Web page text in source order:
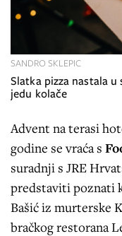
Slatka pizza nastala u
jedu kolače
SANDRO SKLEPIC
Advent na terasi
godine se vraća s
suradnji s JRE
predstaviti poznati
Bašić iz murterske
bračkog restorana